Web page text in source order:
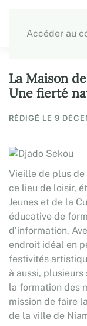
Accéder au
La Maison
Une fierté
RÉDIGÉ LE 9
Vieille de plus de
ce lieu de loisir,
Jeunes et de la
éducative de
d’information.
endroit idéal en
festivités
à aussi,
la formation des
mission de faire
de la ville de